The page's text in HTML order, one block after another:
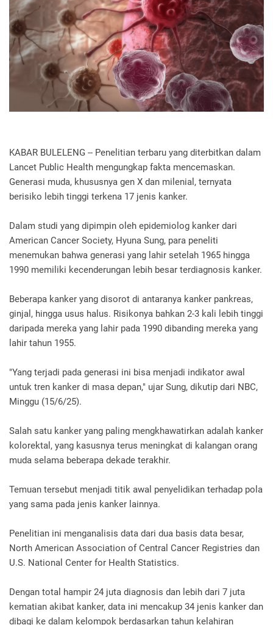
KABAR BULELENG -- Penelitian terbaru yang diterbitkan dalam
Lancet Public Health mengungkap fakta mencemaskan.
Generasi muda, khususnya gen X dan milenial, ternyata
berisiko lebih tinggi terkena 17 jenis kanker.
Dalam studi yang dipimpin oleh epidemiolog kanker dari
American Cancer Society, Hyuna Sung, para peneliti
menemukan bahwa generasi yang lahir setelah 1965 hingga
1990 memiliki kecenderungan lebih besar terdiagnosis kanker.
Beberapa kanker yang disorot di antaranya kanker pankreas,
ginjal, hingga usus halus. Risikonya bahkan 2-3 kali lebih tinggi
daripada mereka yang lahir pada 1990 dibanding mereka yang
lahir tahun 1955.
"Yang terjadi pada generasi ini bisa menjadi indikator awal
untuk tren kanker di masa depan," ujar Sung, dikutip dari NBC,
Minggu (15/6/25).
Salah satu kanker yang paling mengkhawatirkan adalah kanker
kolorektal, yang kasusnya terus meningkat di kalangan orang
muda selama beberapa dekade terakhir.
Temuan tersebut menjadi titik awal penyelidikan terhadap pola
yang sama pada jenis kanker lainnya.
Penelitian ini menganalisis data dari dua basis data besar,
North American Association of Central Cancer Registries dan
U.S. National Center for Health Statistics.
Dengan total hampir 24 juta diagnosis dan lebih dari 7 juta
kematian akibat kanker, data ini mencakup 34 jenis kanker dan
dibagi ke dalam kelompok berdasarkan tahun kelahiran